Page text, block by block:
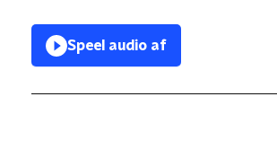
Speel audio af